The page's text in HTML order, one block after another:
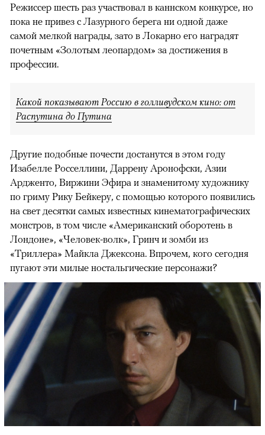
Режиссер шесть раз участвовал в каннском конкурсе, но
пока не привез с Лазурного берега ни одной даже
самой мелкой награды, зато в Локарно его наградят
почетным «Золотым леопардом» за достижения в
профессии.
Какой показывают Россию в голливудском кино: от
Распутина до Путина
Другие подобные почести достанутся в этом году
Изабелле Росселлини, Даррену Аронофски, Азии
Ардженто, Виржини Эфира и знаменитому художнику
по гриму Рику Бейкеру, с помощью которого появились
на свет десятки самых известных кинематографических
монстров, в том числе «Американский оборотень в
Лондоне», «Человек-волк», Гринч и зомби из
«Триллера» Майкла Джексона. Впрочем, кого сегодня
пугают эти милые ностальгические персонажи?